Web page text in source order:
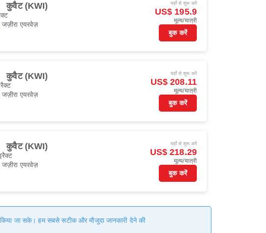
कुवैट (KWI)
जज़ीरा एयरवेज़
यहाँ से शुरू करें
US$ 195.9
मूल्य/यात्री
बुक करें
कुवैट (KWI)
जज़ीरा एयरवेज़
यहाँ से शुरू करें
US$ 208.11
मूल्य/यात्री
बुक करें
कुवैट (KWI)
जज़ीरा एयरवेज़
यहाँ से शुरू करें
US$ 218.29
मूल्य/यात्री
बुक करें
जा सके। हम सबसे सटीक और मौजूदा जानकारी देने की